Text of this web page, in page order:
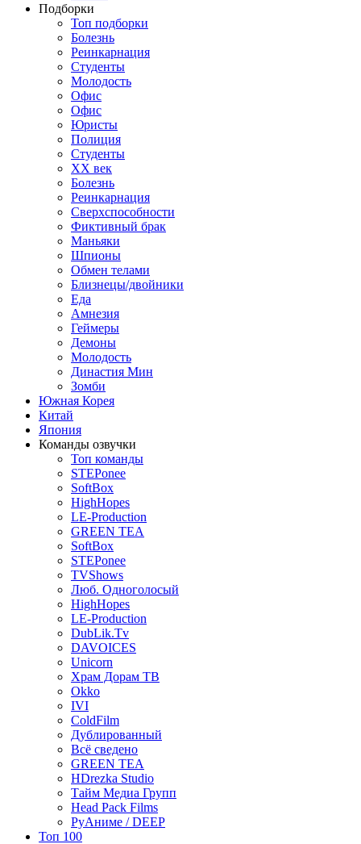
Подборки
Топ подборки
Болезнь
Реинкарнация
Студенты
Молодость
Офис
Офис
Юристы
Полиция
Студенты
ХХ век
Болезнь
Реинкарнация
Сверхспособности
Фиктивный брак
Маньяки
Шпионы
Обмен телами
Близнецы/двойники
Еда
Амнезия
Геймеры
Демоны
Молодость
Династия Мин
Зомби
Южная Корея
Китай
Япония
Команды озвучки
Топ команды
STEPonee
SoftBox
HighHopes
LE-Production
GREEN TEA
SoftBox
STEPonee
TVShows
Люб. Одноголосый
HighHopes
LE-Production
DubLik.Tv
DAVOICES
Unicorn
Храм Дорам ТВ
Okko
IVI
ColdFilm
Дублированный
Всё сведено
GREEN TEA
HDrezka Studio
Тайм Медиа Групп
Head Pack Films
РуАниме / DEEP
Топ 100